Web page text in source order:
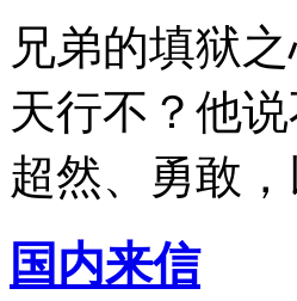
兄弟的填狱
天行不？他
超然、勇敢
国内来信